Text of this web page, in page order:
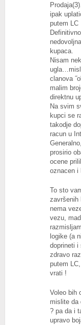
ipak
putem LC
kupaca.
Nisam
clanova
malim
direktnu
Na svim
kupci se
takodje
racun u
prosirio
ocene
oznacen i
To sto
završenih
nema
vezu,
logike (a
doprineti i
zdravo
putem
vrati !
Voleo bih
mislite da
? pa da i
upravo